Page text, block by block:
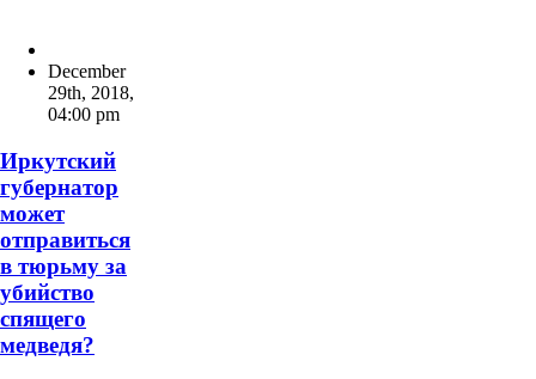
December
29th, 2018,
04:00 pm
Иркутский
губернатор
может
отправиться
в тюрьму за
убийство
спящего
медведя?